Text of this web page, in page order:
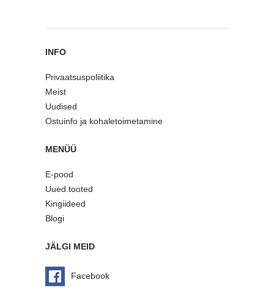
INFO
Privaatsuspoliitika
Meist
Uudised
Ostuinfo ja kohaletoimetamine
MENÜÜ
E-pood
Uued tooted
Kingiideed
Blogi
JÄLGI MEID
Facebook